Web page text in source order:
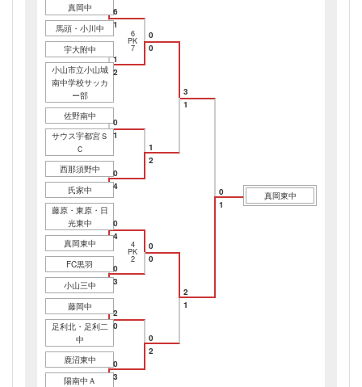
真岡中
6
馬頭・小川中
1
0
PK
6
宇大附中
1
小山市立小山城
南中学校サッカ
ー部
2
0
7
3
佐野南中
0
サウス宇都宮Ｓ
Ｃ
1
1
西那須野中
0
氏家中
4
2
1
0
藤原・東原・日
光東中
0
真岡東中
4
0
PK
4
FC黒羽
0
小山三中
3
0
2
2
藤岡中
2
足利北・足利二
中
0
0
鹿沼東中
0
陽南中Ａ
3
2
1
1
真岡東中